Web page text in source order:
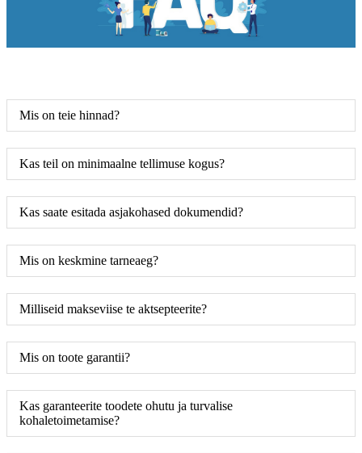
Mis on teie hinnad?
Kas teil on minimaalne tellimuse kogus?
Kas saate esitada asjakohased dokumendid?
Mis on keskmine tarneaeg?
Milliseid makseviise te aktsepteerite?
Mis on toote garantii?
Kas garanteerite toodete ohutu ja turvalise
kohaletoimetamise?